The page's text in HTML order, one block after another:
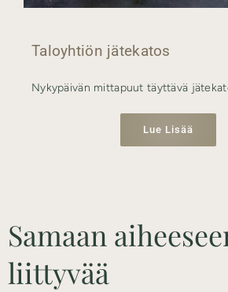
Taloyhtiön jätekatos
Nykypäivän mittapuut täyttävä
Lue Lisää
Samaan
liittyvää